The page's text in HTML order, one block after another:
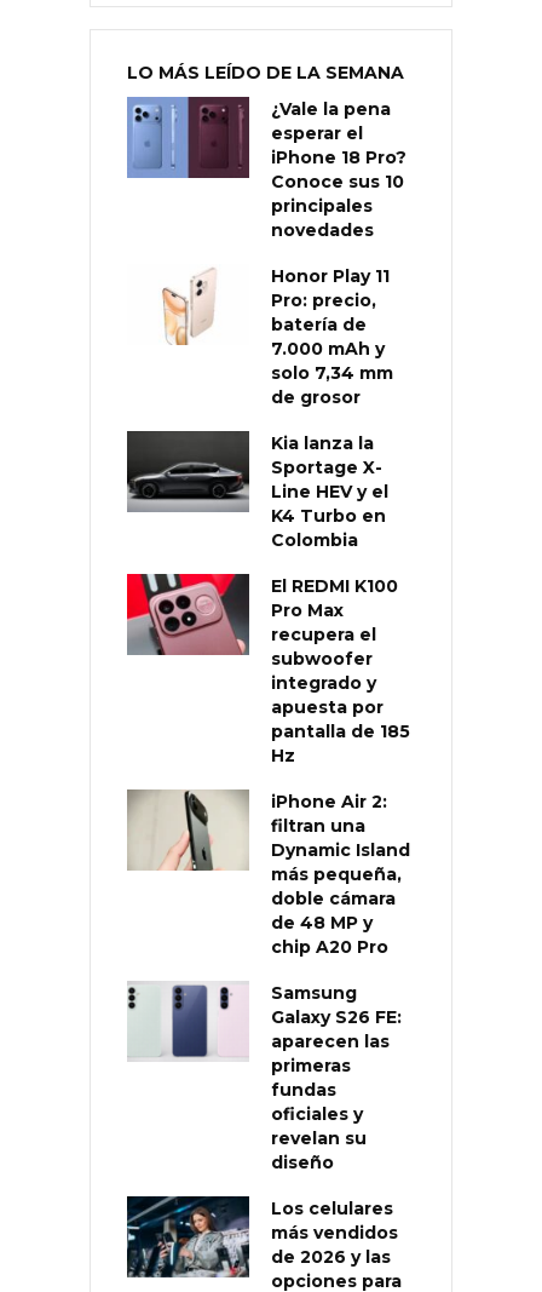
LO MÁS LEÍDO DE LA SEMANA
¿Vale la pena
esperar el
iPhone 18 Pro?
Conoce sus 10
principales
novedades
Honor Play 11
Pro: precio,
batería de
7.000 mAh y
solo 7,34 mm
de grosor
Kia lanza la
Sportage X-
Line HEV y el
K4 Turbo en
Colombia
El REDMI K100
Pro Max
recupera el
subwoofer
integrado y
apuesta por
pantalla de 185
Hz
iPhone Air 2:
filtran una
Dynamic Island
más pequeña,
doble cámara
de 48 MP y
chip A20 Pro
Samsung
Galaxy S26 FE:
aparecen las
primeras
fundas
oficiales y
revelan su
diseño
Los celulares
más vendidos
de 2026 y las
opciones para